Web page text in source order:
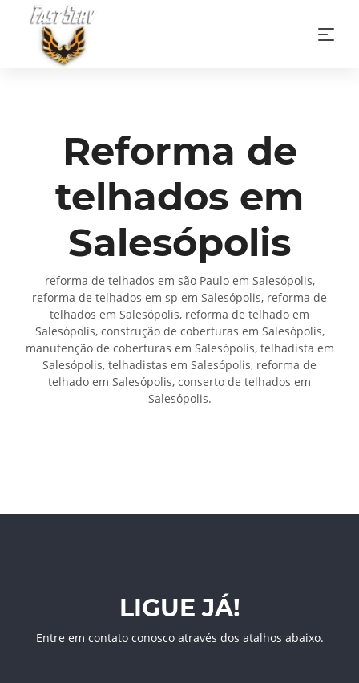
Reforma de
telhados em
Salesópolis
reforma de telhados em são Paulo em Salesópolis,
reforma de telhados em sp em Salesópolis, reforma de
telhados em Salesópolis, reforma de telhado em
Salesópolis, construção de coberturas em Salesópolis,
manutenção de coberturas em Salesópolis, telhadista em
Salesópolis, telhadistas em Salesópolis, reforma de
telhado em Salesópolis, conserto de telhados em
Salesópolis.
LIGUE JÁ!
Entre em contato conosco através dos atalhos abaixo.